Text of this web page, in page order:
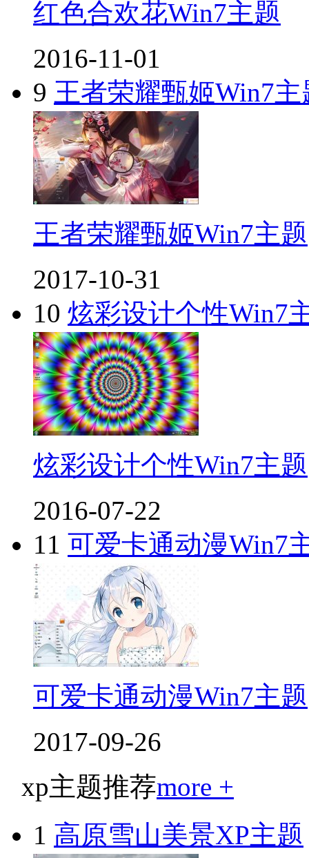
红色合欢花Win7主题
2016-11-01
9 王者荣耀甄姬Win7主
王者荣耀甄姬Win7主题
2017-10-31
10 炫彩设计个性Win7
炫彩设计个性Win7主题
2016-07-22
11 可爱卡通动漫Win7
可爱卡通动漫Win7主题
2017-09-26
xp主题推荐more +
1 高原雪山美景XP主题